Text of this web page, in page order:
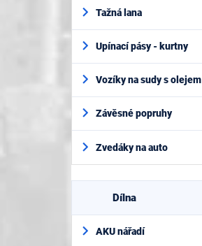
Tažná lana
Upínací pásy - kurtny
Vozíky na sudy s olejem
Závěsné popruhy
Zvedáky na auto
Dílna
AKU nářadí